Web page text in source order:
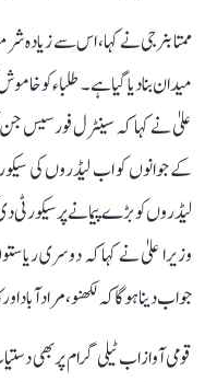
ممتا بنرجی نے کہا، اس سے زیادہ
میدان بنادیا گیا ہے۔ طلباء کو
علیٰ نے کہا کہ سینٹرل فورسیس
کے جوانوں کو اب لیڈروں کی
لیڈروں کو بڑے پیمانے پر سیکورٹی
وزیرا علیٰ نے کہا کہ دوسری
جواب دینا ہوگا کہ لکھنو، مرادآباد
قومی آواز اب ٹیلی گرام پر بھی